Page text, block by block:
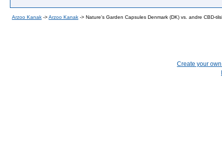
Arzoo Kanak ->Arzoo Kanak -> Nature's Garden Capsules Denmark (DK) vs. andre CBD-
Create your